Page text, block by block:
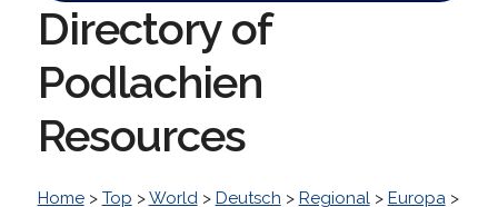
Directory of
Podlachien
Resources
Home> Top >World> Deutsch > Regional> Europa>